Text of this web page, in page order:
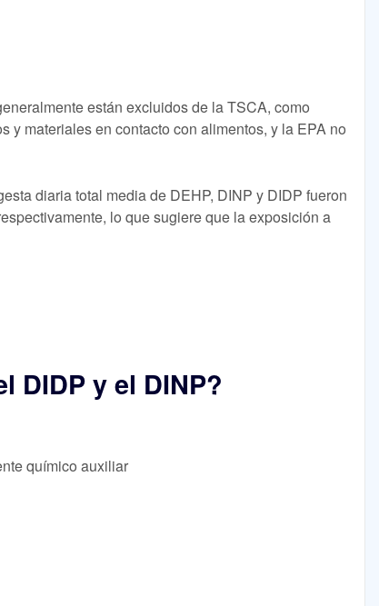
están excluidos de la TSCA, como
y materiales en contacto con alimentos, y la EPA no
diaria total media de DEHP, DINP y DIDP fueron
lo que sugiere que la exposición a
DIDP y el DINP?
químico auxiliar